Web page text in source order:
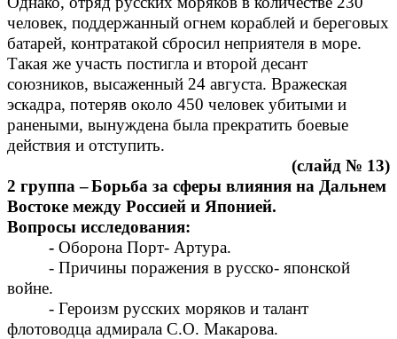
человек, поддержанный огнем кораблей и береговых
батарей, контратакой сбросил неприятеля в море.
Такая же участь постигла и второй десант
союзников, высаженный 24 августа. Вражеская
эскадра, потеряв около 450 человек убитыми и
ранеными, вынуждена была прекратить боевые
действия и отступить.
(слайд № 13)
2 группа –Борьба за сферы влияния на Дальнем
Востоке между Россией и Японией.
Вопросы исследования:
-Оборона Порт- Артура.
- Причины поражения в русско- японской
войне.
- Героизм русских моряков и талант
флотоводца адмирала С.О. Макарова.